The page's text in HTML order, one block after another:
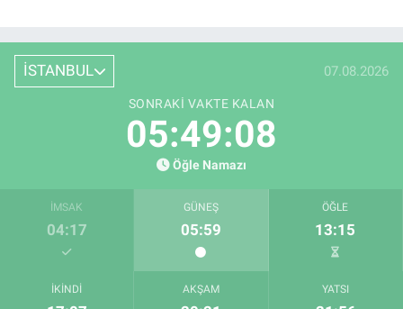
İSTANBUL 07.08.2026
SONRAKI VAKTE KALAN
05:49:07
Öğle Namazı
İMSAK
04:17
GÜNEŞ
05:59
ÖĞLE
13:15
İKINDI AKŞAM YATSI